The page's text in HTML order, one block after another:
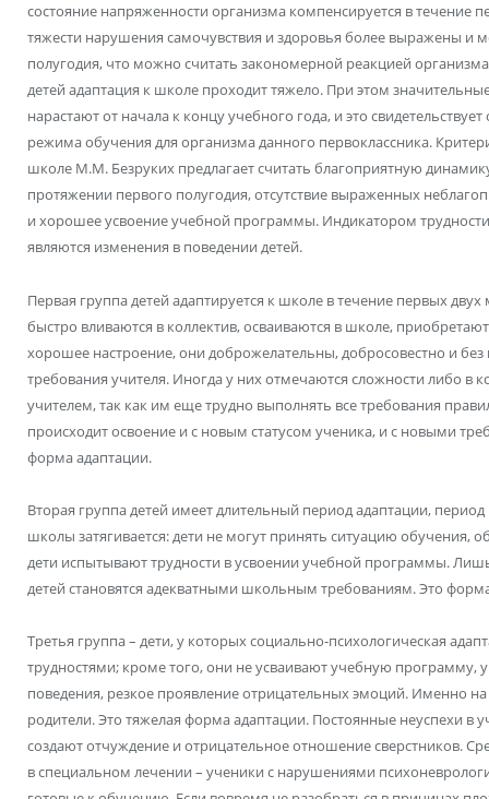
состояние напряженности организма компенсируется в течение
тяжести нарушения самочувствия и здоровья более выражены и
полугодия, что можно считать закономерной реакцией
детей адаптация к школе проходит тяжело. При этом
нарастают от начала к концу учебного года, и это
режима обучения для организма данного первоклассника.
школе М.М. Безруких предлагает считать благоприятную
протяжении первого полугодия, отсутствие выраженных
и хорошее усвоение учебной программы. Индикатором
являются изменения в поведении детей.
Первая группа детей адаптируется к школе в течение первых
быстро вливаются в коллектив, осваиваются в школе,
хорошее настроение, они доброжелательны, добросовестно и
требования учителя. Иногда у них отмечаются сложности либо в
учителем, так как им еще трудно выполнять все требования
происходит освоение и с новым статусом ученика, и с новыми
форма адаптации.
Вторая группа детей имеет длительный период адаптации,
школы затягивается: дети не могут принять ситуацию обучения,
дети испытывают трудности в усвоении учебной программы.
детей становятся адекватными школьным требованиям. Это
Третья группа – дети, у которых социально-психологическая
трудностями; кроме того, они не усваивают учебную
поведения, резкое проявление отрицательных эмоций. Именно
родители. Это тяжелая форма адаптации. Постоянные неуспехи в
создают отчуждение и отрицательное отношение сверстников.
в специальном лечении – ученики с нарушениями